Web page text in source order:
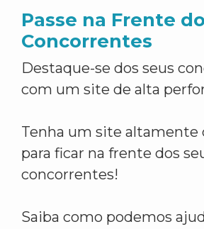
Passe na Frente
Concorrentes
Destaque-se dos seus
com um site de alta
Tenha um site
para ficar na frente dos
concorrentes!
Saiba como podemos